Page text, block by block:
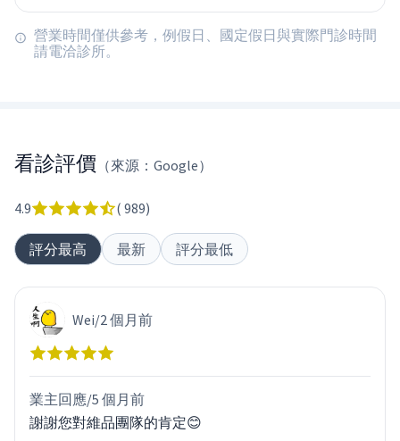
營業時間僅供參考，例假日、國定假日與實際門診時間
請電洽診所。
看診評價 （來源：Google）
4.9 ( 989)
評分最高 最新 評分最低
Wei/2 個月前
業主回應/5 個月前
謝謝您對維品團隊的肯定😊